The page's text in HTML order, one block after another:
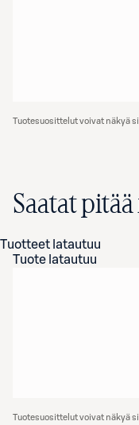
Tuotesuosittelut voivat näkyä
Saatat
Tuotteet latautuu
Tuote latautuu
Tuotesuosittelut voivat näkyä